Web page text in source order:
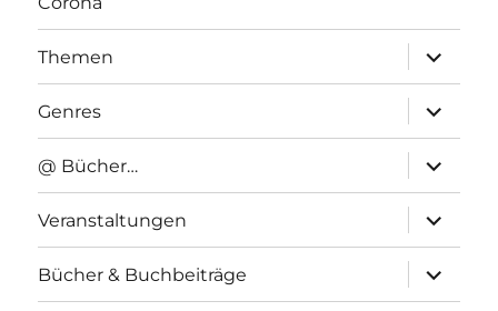
Themen
anzeigen
Genres
anzeigen
@ Bücher…
anzeigen
Veranstaltungen
anzeigen
Bücher & Buchbeiträge
anzeigen